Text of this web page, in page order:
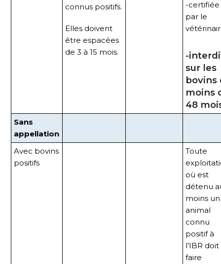
connus positifs.
Elles doivent
être espacées
de 3 à 15 mois.
-certifiée
par le
-
sur les
bovins
moins
48
Sans
appellation
Avec bovins
positifs
Toute
où est
détenu
moins un
animal
connu
positif à
l’IBR doit
faire